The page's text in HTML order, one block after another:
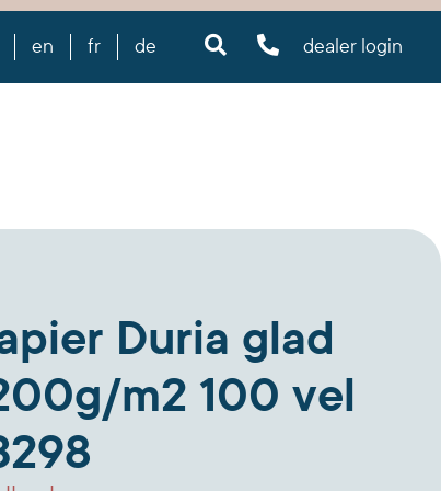
en fr de dealer login
Duria glad
m2 100 vel